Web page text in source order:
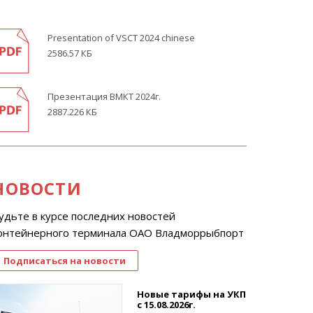
Presentation of VSCT 2024 chinese
2586.57 КБ
Презентация ВМКТ 2024г.
2887.226 КБ
в курсе последних новостей
терминала ОАО Владморрыбпорт
Подписаться на новости
Новые тарифы на УКП
с 15.08.2026г.